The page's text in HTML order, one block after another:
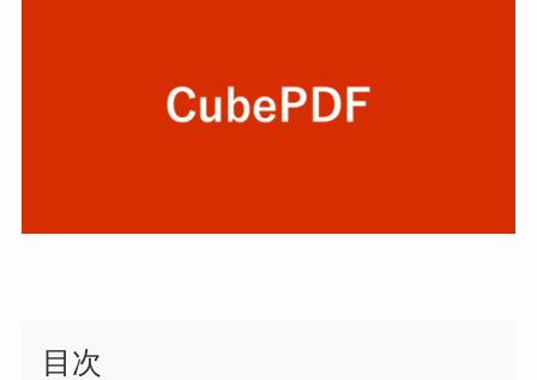
目次